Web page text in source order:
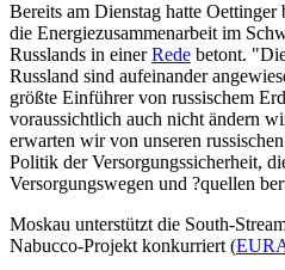
Bereits am Dienstag hatte
die Energiezusammenarbeit im
Russlands in einerRede betont.
Russland sind aufeinander
größte Einführer von russischem
voraussichtlich auch nicht ändern
erwarten wir von unseren
Politik der Versorgungssicherheit,
Versorgungswegen und ?quellen
Moskau unterstützt die South-
Nabucco-Projekt konkurriert (